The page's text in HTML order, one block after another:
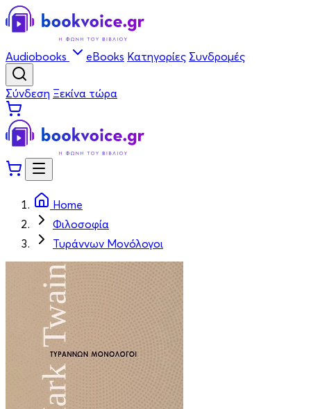
Audiobooks eBooks Κατηγορίες Συνδρομές
Σύνδεση Ξεκίνα τώρα
Home
Φιλοσοφία
Τυράννων Μονόλογοι